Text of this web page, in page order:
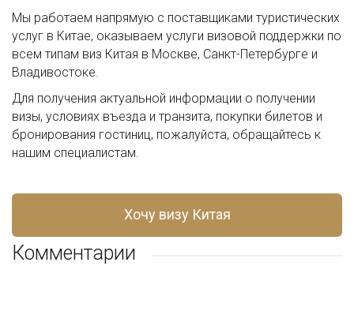
Мы работаем напрямую с поставщиками туристических
услуг в Китае, оказываем услуги визовой поддержки по
всем типам виз Китая в Москве, Санкт-Петербурге и
Владивостоке.
Для получения актуальной информации о получении
визы, условиях въезда и транзита, покупки билетов и
бронирования гостиниц, пожалуйста, обращайтесь к
нашим специалистам.
Хочу визу Китая
Комментарии